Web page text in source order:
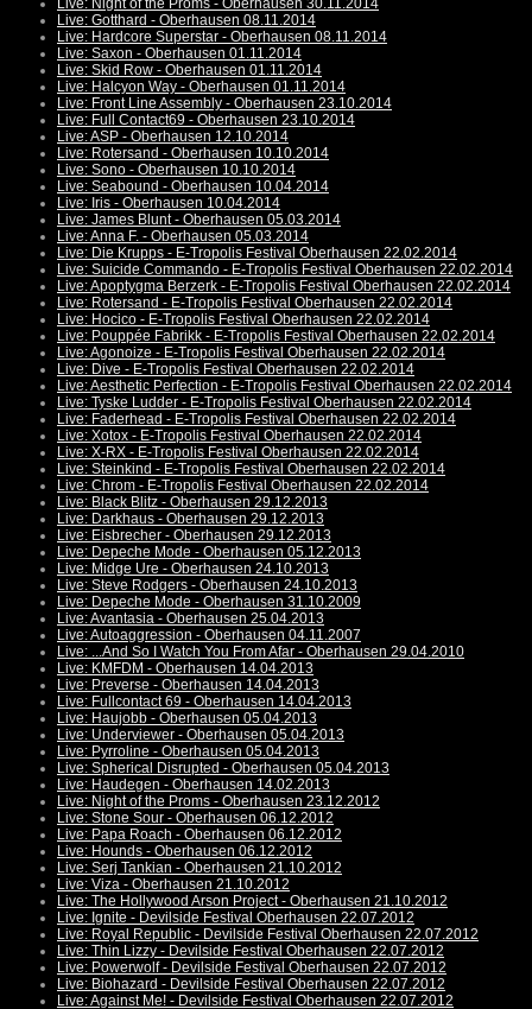
Live: Night of the Proms - Oberhausen 30.11.2014
Live: Gotthard - Oberhausen 08.11.2014
Live: Hardcore Superstar - Oberhausen 08.11.2014
Live: Saxon - Oberhausen 01.11.2014
Live: Skid Row - Oberhausen 01.11.2014
Live: Halcyon Way - Oberhausen 01.11.2014
Live: Front Line Assembly - Oberhausen 23.10.2014
Live: Full Contact69 - Oberhausen 23.10.2014
Live: ASP - Oberhausen 12.10.2014
Live: Rotersand - Oberhausen 10.10.2014
Live: Sono - Oberhausen 10.10.2014
Live: Seabound - Oberhausen 10.04.2014
Live: Iris - Oberhausen 10.04.2014
Live: James Blunt - Oberhausen 05.03.2014
Live: Anna F. - Oberhausen 05.03.2014
Live: Die Krupps - E-Tropolis Festival Oberhausen 22.02.2014
Live: Suicide Commando - E-Tropolis Festival Oberhausen 22.02.2014
Live: Apoptygma Berzerk - E-Tropolis Festival Oberhausen 22.02.2014
Live: Rotersand - E-Tropolis Festival Oberhausen 22.02.2014
Live: Hocico - E-Tropolis Festival Oberhausen 22.02.2014
Live: Pouppée Fabrikk - E-Tropolis Festival Oberhausen 22.02.2014
Live: Agonoize - E-Tropolis Festival Oberhausen 22.02.2014
Live: Dive - E-Tropolis Festival Oberhausen 22.02.2014
Live: Aesthetic Perfection - E-Tropolis Festival Oberhausen 22.02.2014
Live: Tyske Ludder - E-Tropolis Festival Oberhausen 22.02.2014
Live: Faderhead - E-Tropolis Festival Oberhausen 22.02.2014
Live: Xotox - E-Tropolis Festival Oberhausen 22.02.2014
Live: X-RX - E-Tropolis Festival Oberhausen 22.02.2014
Live: Steinkind - E-Tropolis Festival Oberhausen 22.02.2014
Live: Chrom - E-Tropolis Festival Oberhausen 22.02.2014
Live: Black Blitz - Oberhausen 29.12.2013
Live: Darkhaus - Oberhausen 29.12.2013
Live: Eisbrecher - Oberhausen 29.12.2013
Live: Depeche Mode - Oberhausen 05.12.2013
Live: Midge Ure - Oberhausen 24.10.2013
Live: Steve Rodgers - Oberhausen 24.10.2013
Live: Depeche Mode - Oberhausen 31.10.2009
Live: Avantasia - Oberhausen 25.04.2013
Live: Autoaggression - Oberhausen 04.11.2007
Live: ...And So I Watch You From Afar - Oberhausen 29.04.2010
Live: KMFDM - Oberhausen 14.04.2013
Live: Preverse - Oberhausen 14.04.2013
Live: Fullcontact 69 - Oberhausen 14.04.2013
Live: Haujobb - Oberhausen 05.04.2013
Live: Underviewer - Oberhausen 05.04.2013
Live: Pyrroline - Oberhausen 05.04.2013
Live: Spherical Disrupted - Oberhausen 05.04.2013
Live: Haudegen - Oberhausen 14.02.2013
Live: Night of the Proms - Oberhausen 23.12.2012
Live: Stone Sour - Oberhausen 06.12.2012
Live: Papa Roach - Oberhausen 06.12.2012
Live: Hounds - Oberhausen 06.12.2012
Live: Serj Tankian - Oberhausen 21.10.2012
Live: Viza - Oberhausen 21.10.2012
Live: The Hollywood Arson Project - Oberhausen 21.10.2012
Live: Ignite - Devilside Festival Oberhausen 22.07.2012
Live: Royal Republic - Devilside Festival Oberhausen 22.07.2012
Live: Thin Lizzy - Devilside Festival Oberhausen 22.07.2012
Live: Powerwolf - Devilside Festival Oberhausen 22.07.2012
Live: Biohazard - Devilside Festival Oberhausen 22.07.2012
Live: Against Me! - Devilside Festival Oberhausen 22.07.2012